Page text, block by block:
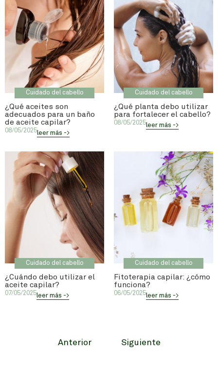
Cuidado del cabello
¿Qué aceites son
adecuados para un baño
de aceite capilar?
08/05/2025leer más ->
Cuidado del cabello
¿Qué planta debo utilizar
para fortalecer el cabello?
08/05/2025leer más ->
Cuidado del cabello
¿Cuándo debo utilizar el
aceite capilar?
07/05/2025leer más ->
Cuidado del cabello
Fitoterapia capilar: ¿cómo
funciona?
06/05/2025leer más ->
Anterior Siguiente